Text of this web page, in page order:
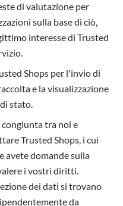
di valutazione per
sulla base di ciò,
interesse di Trusted
Shops per l'invio di
e la visualizzazione
stato.
tra noi e
Trusted Shops, i cui
avete domande sulla
i vostri diritti.
dei dati si trovano
da